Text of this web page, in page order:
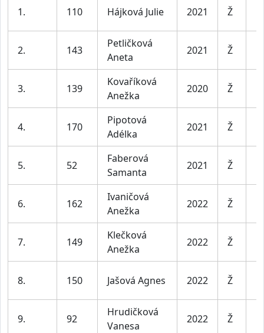
1. 110 Hájková Julie 2021 Ž
2. 143
Petličková
Aneta
2021 Ž
3. 139
Kovaříková
Anežka
2020 Ž
4. 170
Pipotová
Adélka
2021 Ž
5. 52
Faberová
Samanta
2021 Ž
6. 162
Ivaničová
Anežka
2022 Ž
7. 149
Klečková
Anežka
2022 Ž
8. 150 Jašová Agnes 2022 Ž
9. 92
Hrudičková
Vanesa
2022 Ž